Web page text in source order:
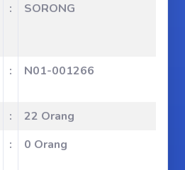
: SORONG
: N01-001266
:
22 Orang
: 0 Orang